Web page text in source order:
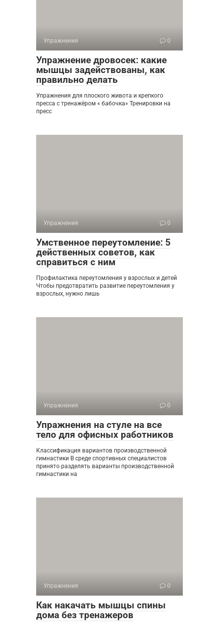
Упражнения 0
Упражнение дровосек: какие
мышцы задействованы, как
правильно делать
Упражнения для плоского живота и крепкого
пресса с тренажёром « бабочка» Тренировки на
пресс
Упражнения 0
Умственное переутомление: 5
действенных советов, как
справиться с ним
Профилактика переутомления у взрослых и детей
Чтобы предотвратить развитие переутомления у
взрослых, нужно лишь
Упражнения 0
Упражнения на стуле на все
тело для офисных работников
Классификация вариантов производственной
гимнастики В среде спортивных специалистов
принято разделять варианты производственной
гимнастики на
Упражнения 0
Как накачать мышцы спины
дома без тренажеров